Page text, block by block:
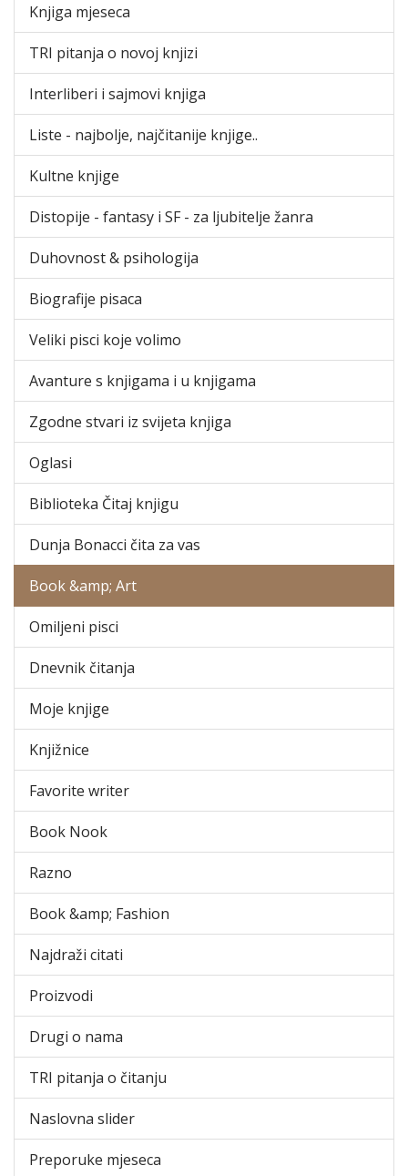
Knjiga mjeseca
TRI pitanja o novoj knjizi
Interliberi i sajmovi knjiga
Liste - najbolje, najčitanije knjige..
Kultne knjige
Distopije - fantasy i SF - za ljubitelje žanra
Duhovnost & psihologija
Biografije pisaca
Veliki pisci koje volimo
Avanture s knjigama i u knjigama
Zgodne stvari iz svijeta knjiga
Oglasi
Biblioteka Čitaj knjigu
Dunja Bonacci čita za vas
Book &amp; Art
Omiljeni pisci
Dnevnik čitanja
Moje knjige
Knjižnice
Favorite writer
Book Nook
Razno
Book &amp; Fashion
Najdraži citati
Proizvodi
Drugi o nama
TRI pitanja o čitanju
Naslovna slider
Preporuke mjeseca